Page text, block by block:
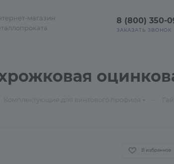
магазин
8 (800) 350-
ЗАКАЗАТЬ ЗВОНОК
В избранное